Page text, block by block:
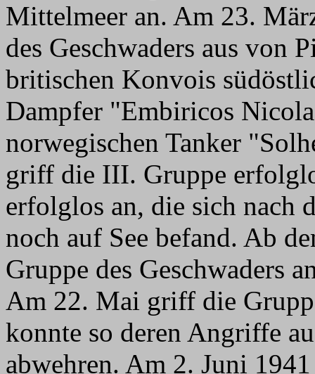
Mittelmeer an. Am 23.
des Geschwaders aus von
britischen Konvois
Dampfer "Embiricos
norwegischen Tanker
griff die III. Gruppe
erfolglos an, die sich nach
noch auf See befand. Ab
Gruppe des Geschwaders
Am 22. Mai griff die
konnte so deren Angriffe
abwehren. Am 2. Juni